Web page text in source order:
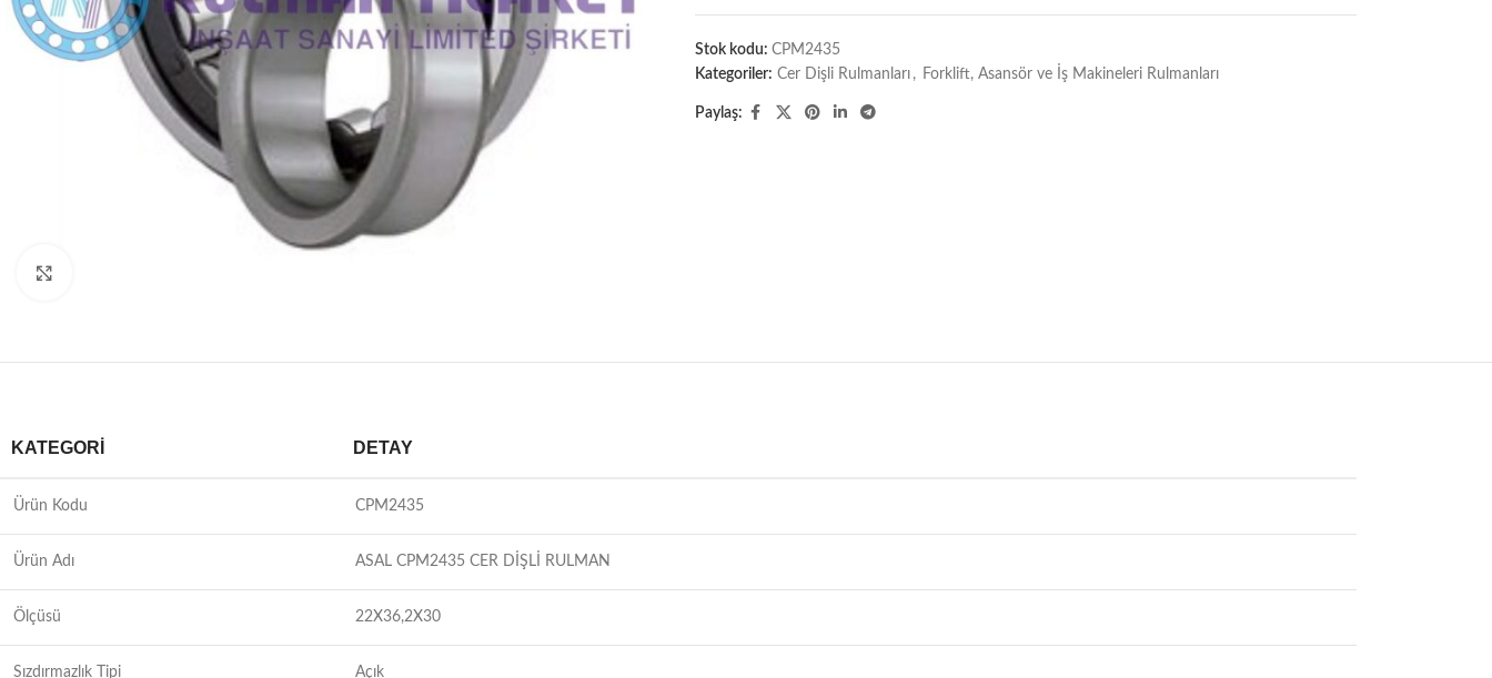
Stok kodu: CPM2435
Kategoriler: Cer Dişli Rulmanları , Forklift, Asansör ve İş Makineleri Rulmanları
Paylaş:
KATEGORI DETAY
Ürün Kodu CPM2435
Ürün Adı ASAL CPM2435 CER DİŞLİ RULMAN
Ölçüsü 22X36,2X30
Sızdırmazlık Tipi Açık